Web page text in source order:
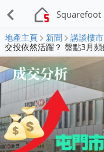
Squarefoot
地產主頁 新聞 講談樓市
交投依然活躍？ 盤點3月